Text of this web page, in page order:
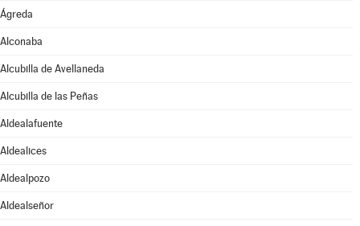
Ágreda
Alconaba
Alcubilla de Avellaneda
Alcubilla de las Peñas
Aldealafuente
Aldealices
Aldealpozo
Aldealseñor